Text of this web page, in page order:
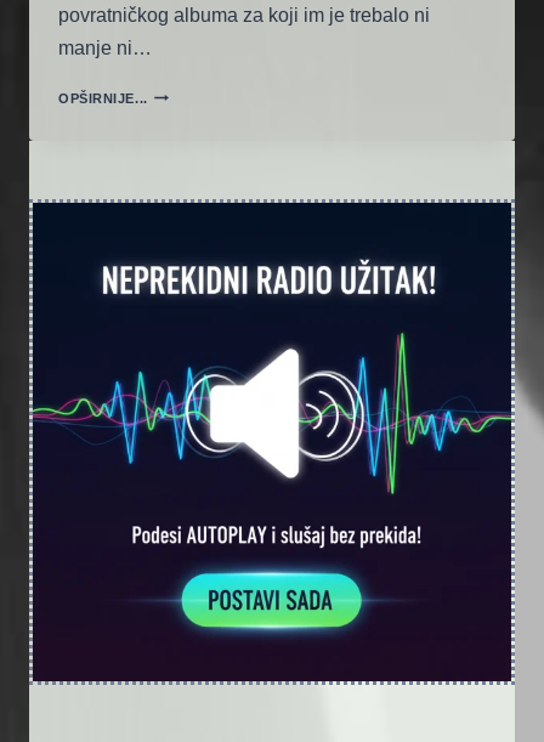
povratničkog albuma za koji im je trebalo ni
manje ni…
OPŠIRNIJE... TONA